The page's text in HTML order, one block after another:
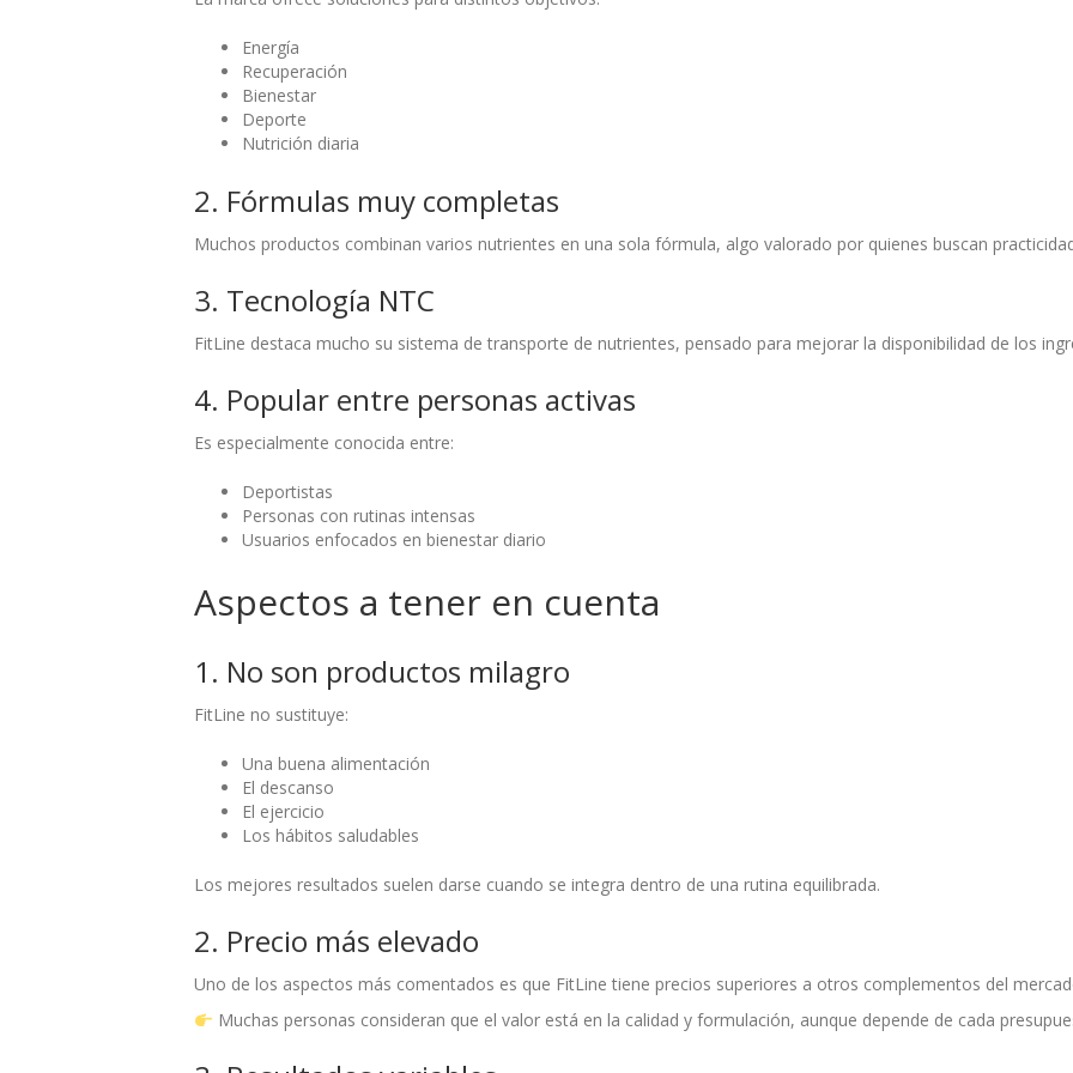
Energía
Recuperación
Bienestar
Deporte
Nutrición diaria
2. Fórmulas muy completas
Muchos productos combinan varios nutrientes en una sola fórmula, algo valorado por quienes buscan
3. Tecnología NTC
FitLine destaca mucho su sistema de transporte de nutrientes, pensado para mejorar la disponibilidad de los
4. Popular entre personas activas
Es especialmente conocida entre:
Deportistas
Personas con rutinas intensas
Usuarios enfocados en bienestar diario
Aspectos a tener en cuenta
1. No son productos milagro
FitLine no sustituye:
Una buena alimentación
El descanso
El ejercicio
Los hábitos saludables
Los mejores resultados suelen darse cuando se integra dentro de una rutina equilibrada.
2. Precio más elevado
Uno de los aspectos más comentados es que FitLine tiene precios superiores a otros complementos del
Muchas personas consideran que el valor está en la calidad y formulación, aunque depende de cada